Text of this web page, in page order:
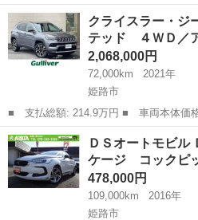
名： フィアット ■ 車種名： ５０
ア ラウンジ 正規ディーラー車 社外
カメラ ＥＴＣ...
兵庫 姫路市 その他
クライスラー・ジ
テッド ４ＷＤ／
2,068,000円
72,000km
2021年
姫路市
■ 支払総額: 214.9万円 ■ 車両本体価格： 2,068,000 円 ■ メーカ
ー名： クライスラー・ジープ ■ 車
グレード名： リミテッド ４ＷＤ／ア
／純正ナ...
兵庫 姫路市
ＤＳオートモビ
ケージ コックピ
478,000円
109,000km
2016年
姫路市